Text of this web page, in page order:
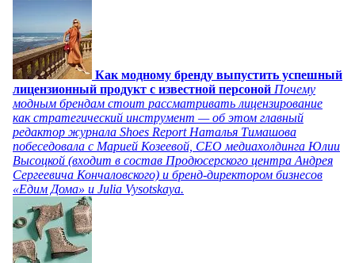
Как модному бренду выпустить успешный
лицензионный продукт с известной персоной Почему
модным брендам стоит рассматривать лицензирование
как стратегический инструмент — об этом главный
редактор журнала Shoes Report Наталья Тимашова
побеседовала с Марией Козеевой, СЕО медиахолдинга Юлии
Высоцкой (входит в состав Продюсерского центра Андрея
Сергеевича Кончаловского) и бренд-директором бизнесов
«Едим Дома» и Julia Vysotskaya.